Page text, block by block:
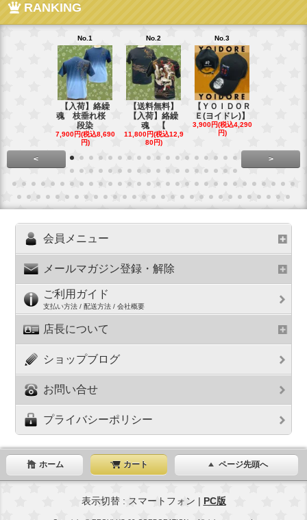
RANKING
No.1
【入荷】絡繰
魂 枝垂れ桜
段染
7,900円(税込8,690
円)
No.2
【送料無料】
【入荷】絡繰
魂 【
11,800円(税込12,9
80円)
No.3
【ＹＯＩＤＯＲ
Ｅ(ヨイドレ)】
3,900円(税込4,290
円)
< >
会員メニュー
メールマガジン登録・解除
ご利用ガイド
支払い方法 / 配送方法 / 会社概要
店長について
ショップブログ
お問い合せ
プライバシーポリシー
ホーム カート ページ先頭へ
表示切替 : スマートフォン | PC版